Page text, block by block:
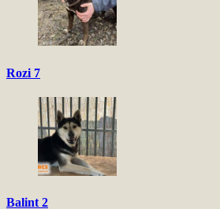
Rozi 7
Balint 2